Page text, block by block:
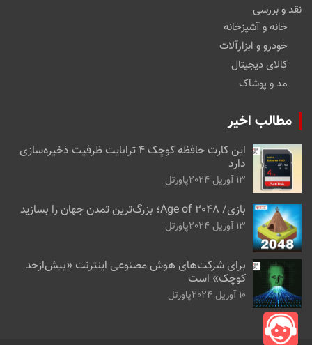
نقد و بررسی
خانه و آشپزخانه
خودرو و ابزارآلات
کالای دیجیتال
مد و پوشاک
مطالب اخیر
این کارت حافظه کوچک ۴ ترابایت ظرفیت ذخیره‌سازی
دارد
13 آوریل 2024 پاورتل
بازی/ Age of 2048؛ بزرگ‌ترین تمدن جهان را بسازید
13 آوریل 2024 پاورتل
برای شرکت‌های هوش مصنوعی اینترنت «بیش‌از‌حد
کوچک» است
10 آوریل 2024 پاورتل